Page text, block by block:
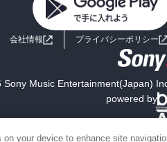
会社情報 プライバシーポリシー
Music Entertainment(Japan)
powered by
your device to enhance site